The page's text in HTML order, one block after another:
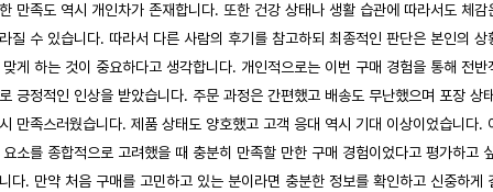
만족도 역시 개인차가 존재합니다. 또한 건강 상태나 생활 습관에 따라서도 체감
질 수 있습니다. 따라서 다른 사람의 후기를 참고하되 최종적인 판단은 본인의 상
맞게 하는 것이 중요하다고 생각합니다. 개인적으로는 이번 구매 경험을 통해 전반
긍정적인 인상을 받았습니다. 주문 과정은 간편했고 배송도 무난했으며 포장 상태
만족스러웠습니다. 제품 상태도 양호했고 고객 응대 역시 기대 이상이었습니다.
요소를 종합적으로 고려했을 때 충분히 만족할 만한 구매 경험이었다고 평가하고
다. 만약 처음 구매를 고민하고 있는 분이라면 충분한 정보를 확인하고 신중하게